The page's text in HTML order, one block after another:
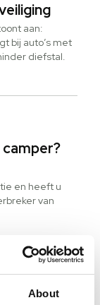
About
aan:
bij auto’s met
diefstal.
en heeft u
van